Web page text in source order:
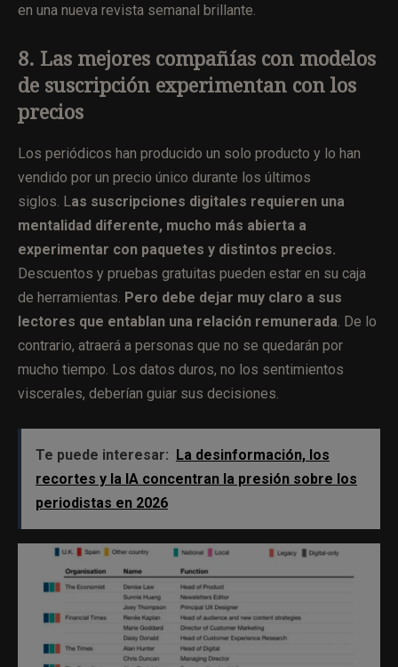
en una nueva revista semanal brillante.
8. Las mejores compañías con modelos
de suscripción experimentan con los
precios
Los periódicos han producido un solo producto y lo han
vendido por un precio único durante los últimos
siglos. Las suscripciones digitales requieren una
mentalidad diferente, mucho más abierta a
experimentar con paquetes y distintos precios.
Descuentos y pruebas gratuitas pueden estar en su caja
de herramientas. Pero debe dejar muy claro a sus
lectores que entablan una relación remunerada. De lo
contrario, atraerá a personas que no se quedarán por
mucho tiempo. Los datos duros, no los sentimientos
viscerales, deberían guiar sus decisiones.
Te puede interesar: La desinformación, los
recortes y la IA concentran la presión sobre los
periodistas en 2026